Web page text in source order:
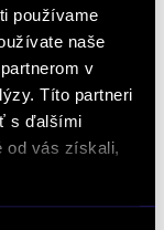
používame
naše
v
Títo partneri
s ďalšími
od vás získali,
35+